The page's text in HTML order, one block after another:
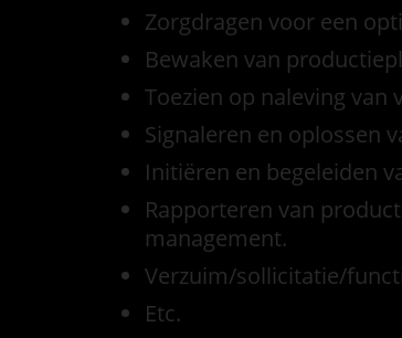
Zorgdragen voor een
Bewaken van
Toezien op naleving
Signaleren en oplossen
Initiëren en begeleiden
Rapporteren van
management.
Verzuim/sollicitatie/
Etc.